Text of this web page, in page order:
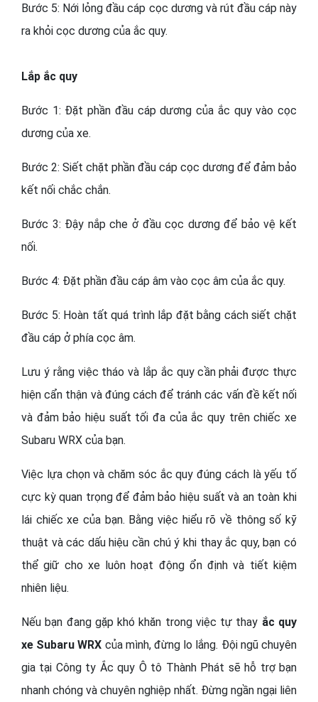
Bước 5: Nới lỏng đầu cáp cọc dương và rút đầu cáp này
ra khỏi cọc dương của ắc quy.
Lắp ắc quy
Bước 1: Đặt phần đầu cáp dương của ắc quy vào cọc
dương của xe.
Bước 2: Siết chặt phần đầu cáp cọc dương để đảm bảo
kết nối chắc chắn.
Bước 3: Đậy nắp che ở đầu cọc dương để bảo vệ kết
nối.
Bước 4: Đặt phần đầu cáp âm vào cọc âm của ắc quy.
Bước 5: Hoàn tất quá trình lắp đặt bằng cách siết chặt
đầu cáp ở phía cọc âm.
Lưu ý rằng việc tháo và lắp ắc quy cần phải được thực
hiện cẩn thận và đúng cách để tránh các vấn đề kết nối
và đảm bảo hiệu suất tối đa của ắc quy trên chiếc xe
Subaru WRX của bạn.
Việc lựa chọn và chăm sóc ắc quy đúng cách là yếu tố
cực kỳ quan trọng để đảm bảo hiệu suất và an toàn khi
lái chiếc xe của bạn. Bằng việc hiểu rõ về thông số kỹ
thuật và các dấu hiệu cần chú ý khi thay ắc quy, bạn có
thể giữ cho xe luôn hoạt động ổn định và tiết kiệm
nhiên liệu.
Nếu bạn đang gặp khó khăn trong việc tự thay ắc quy
xe Subaru WRX của mình, đừng lo lắng. Đội ngũ chuyên
gia tại Công ty Ắc quy Ô tô Thành Phát sẽ hỗ trợ bạn
nhanh chóng và chuyên nghiệp nhất. Đừng ngần ngại liên